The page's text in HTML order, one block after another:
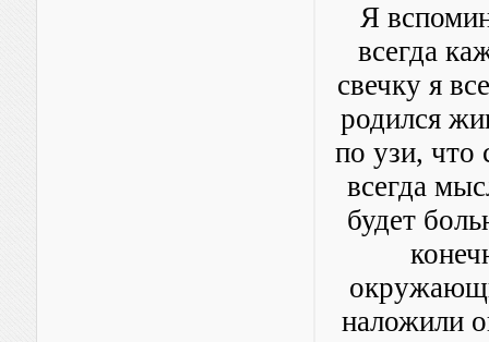
Я
всегда
свечку я
родился
по узи, что
всегда
будет
наложили